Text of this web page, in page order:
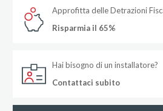
Approfitta delle Detrazioni
Risparmia il 65%
Hai bisogno di un installatore?
Contattaci subito